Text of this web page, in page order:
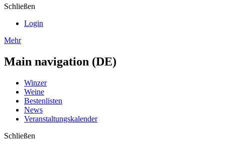
Schließen
Login
Mehr
Main navigation (DE)
Winzer
Weine
Bestenlisten
News
Veranstaltungskalender
Schließen